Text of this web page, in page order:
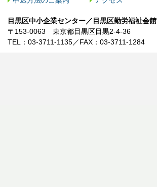
目黒区中小企業センター／目黒区勤労福祉会館
〒153-0063 東京都目黒区目黒2-4-36
TEL：03-3711-1135／FAX：03-3711-1284